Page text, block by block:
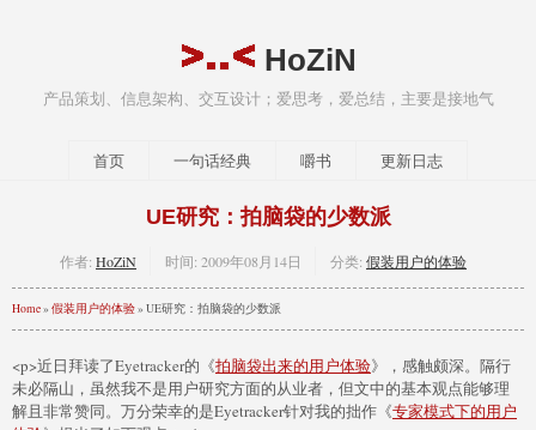
HoZiN
产品策划、信息架构、交互设计；爱思考，爱总结，主要是接地气
首页 一句话经典 嚼书 更新日志
UE研究：拍脑袋的少数派
作者: HoZiN 时间: 2009年08月14日 分类: 假装用户的体验
Home» 假装用户的体验» UE研究：拍脑袋的少数派
<p>近日拜读了Eyetracker的《拍脑袋出来的用户体验》，感触颇深。隔行
未必隔山，虽然我不是用户研究方面的从业者，但文中的基本观点能够理
解且非常赞同。万分荣幸的是Eyetracker针对我的拙作《专家模式下的用户